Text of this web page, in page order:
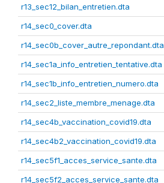
r13_sec12_bilan_entretien.dta
r14_sec0_cover.dta
r14_sec0b_cover_autre_repondant.dta
r14_sec1a_info_entretien_tentative.dta
r14_sec1b_info_entretien_numero.dta
r14_sec2_liste_membre_menage.dta
r14_sec4b_vaccination_covid19.dta
r14_sec4b2_vaccination_covid19.dta
r14_sec5f1_acces_service_sante.dta
r14_sec5f2_acces_service_sante.dta